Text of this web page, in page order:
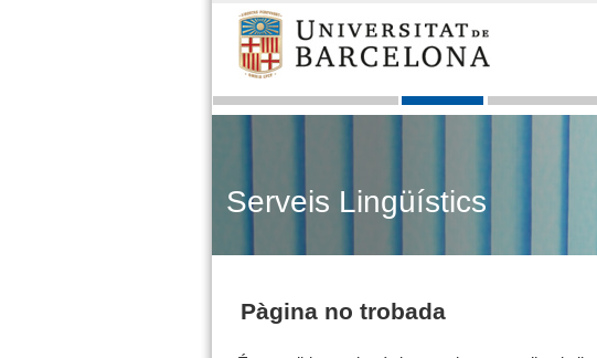
Serveis Lingüístics
Pàgina no trobada